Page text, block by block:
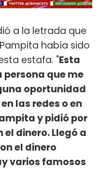
a la letrada que
había sido
estafa. "Esta
que me
oportunidad
las redes o en
y pidió por
dinero. Llegó a
el dinero
varios famosos